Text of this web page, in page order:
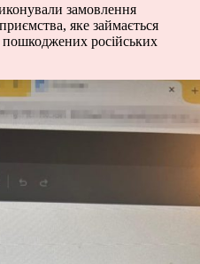
замовлення
яке займається
пошкоджених російських